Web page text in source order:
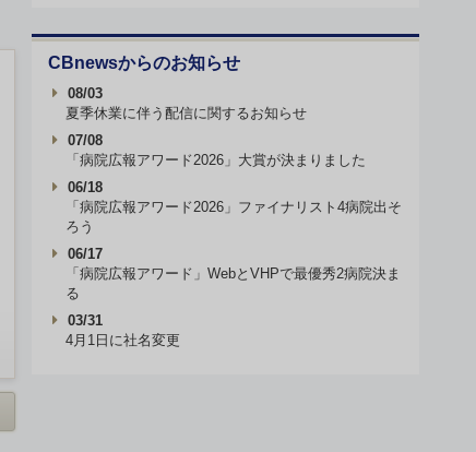
CBnewsからのお知らせ
08/03
夏季休業に伴う配信に関するお知らせ
07/08
「病院広報アワード2026」大賞が決まりました
06/18
「病院広報アワード2026」ファイナリスト4病院出そ
ろう
06/17
「病院広報アワード」WebとVHPで最優秀2病院決ま
る
03/31
4月1日に社名変更